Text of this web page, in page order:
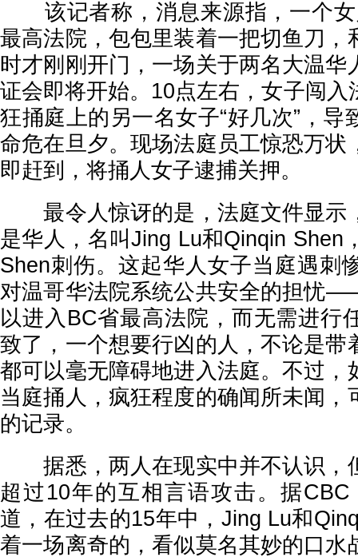
该记者称，消息来源指，一个女
最高法院，包包里装着一把切鱼刀，
时才刚刚开门，一场关于两名大温华
证会即将开始。10点左右，女子闯入
狂捅庭上的另一名女子“好几次”，导
命危在旦夕。现场法庭员工惊恐万状
即赶到，将捅人女子逮捕关押。
最令人惊讶的是，法庭文件显示
是华人，名叫Jing Lu和Qinqin Shen
Shen刺伤。这起华人女子当庭遇刺
对温哥华法院系统公共安全的担忧
以进入BC省最高法院，而无需进行
致了，一个想要行凶的人，不论是带
都可以毫无障碍地进入法庭。不过，
当庭捅人，疯狂程度的确闻所未闻，
的记录。
据悉，两人在现实中并不认识，
超过10年的互相言语攻击。据
道，在过去的15年中，Jing Lu和
着一场离奇的，看似莫名其妙的口水